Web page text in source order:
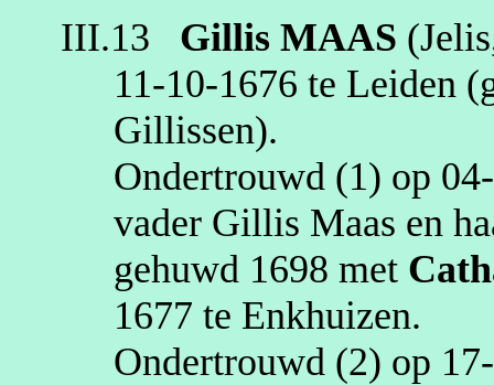
III.13 Gillis MAAS
11‑10‑1676 te Leiden
Gillissen).
Ondertrouwd (1) op
vader Gillis Maas en
gehuwd 1698 met
1677 te Enkhuizen.
Ondertrouwd (2) op